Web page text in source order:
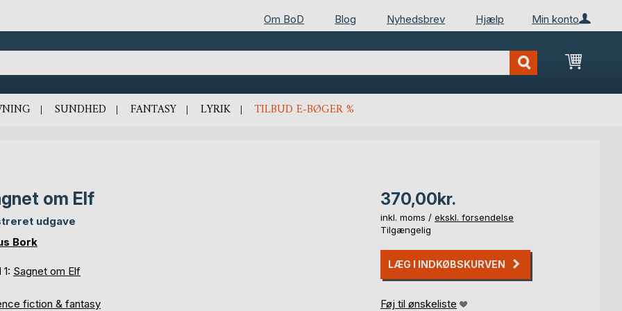
Min konto
Om BoD Blog Nyhedsbrev Hjælp
Min
SUNDHED FANTASY LYRIK TILBUD E-BØGER %
om Elf
udgave
Bork
Sagnet om Elf
fiction & fantasy
370,00kr.
inkl. moms / ekskl. forsendelse
Tilgængelig
LÆG I INDKØBSKURVEN
Føj til ønskeliste